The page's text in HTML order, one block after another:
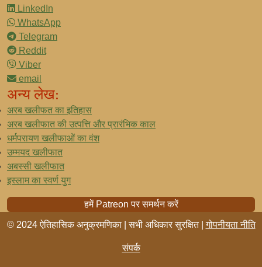
LinkedIn
WhatsApp
Telegram
Reddit
Viber
email
अन्य लेख:
अरब खलीफत का इतिहास
अरब खलीफात की उत्पत्ति और प्रारंभिक काल
धर्मपरायण खलीफाओं का वंश
उम्मयद खलीफात
अबस्सी खलीफात
इस्लाम का स्वर्ण युग
हमें Patreon पर समर्थन करें
© 2024 ऐतिहासिक अनुक्रमणिका | सभी अधिकार सुरक्षित |गोपनीयता नीति
संपर्क